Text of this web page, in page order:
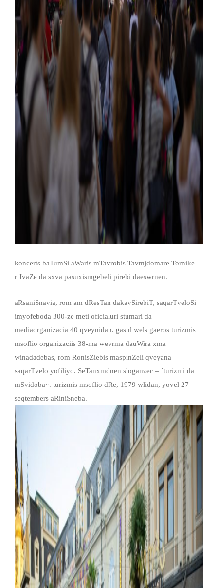
koncerts baTumSi aWaris mTavrobis Tavmjdomare Tornike
riJvaZe da sxva pasuxismgebeli pirebi daeswrnen.
aRsaniSnavia, rom am dResTan dakavSirebiT, saqarTveloSi
imyofeboda 300-ze meti oficialuri stumari da
mediaorganizacia 40 qveynidan. gasul wels gaeros turizmis
msoflio organizaciis 38-ma wevrma dauWira xma
winadadebas, rom RonisZiebis maspinZeli qveyana
saqarTvelo yofiliyo. SeTanxmdnen sloganzec – `turizmi da
mSvidoba~. turizmis msoflio dRe, 1979 wlidan, yovel 27
seqtembers aRiniSneba.